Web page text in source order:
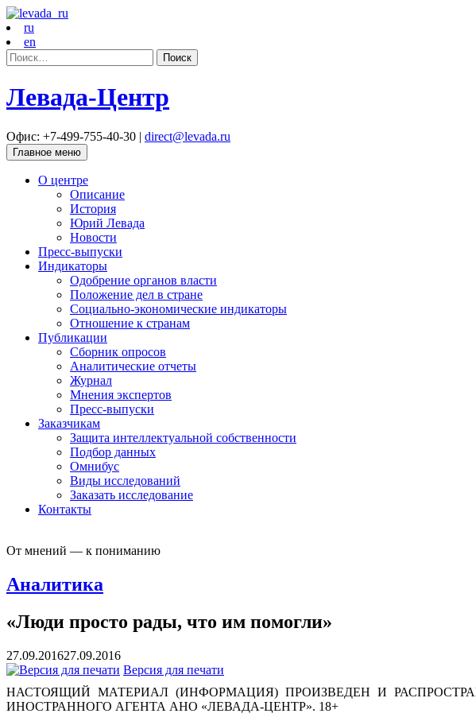
ru
en
Найти:
Левада-Центр
Офис: +7-499-755-40-30 | direct@levada.ru
Главное меню
О центре
Описание
История
Юрий Левада
Новости
Пресс-выпуски
Индикаторы
Одобрение органов власти
Положение дел в стране
Социально-экономические индикаторы
Отношение к странам
Публикации
Сборник опросов
Аналитические отчеты
Журнал
Мнения экспертов
Пресс-выпуски
Заказчикам
Защита интеллектуальной собственности
Подбор данных
Омнибус
Виды исследований
Заказать исследование
Контакты
От мнений — к пониманию
Аналитика
«Люди просто рады, что им помогли»
27.09.201627.09.2016
Версия для печати
НАСТОЯЩИЙ МАТЕРИАЛ (ИНФОРМАЦИЯ) ПРОИЗВЕДЕН И
ИНОСТРАННОГО АГЕНТА АНО «ЛЕВАДА-ЦЕНТР». 18+